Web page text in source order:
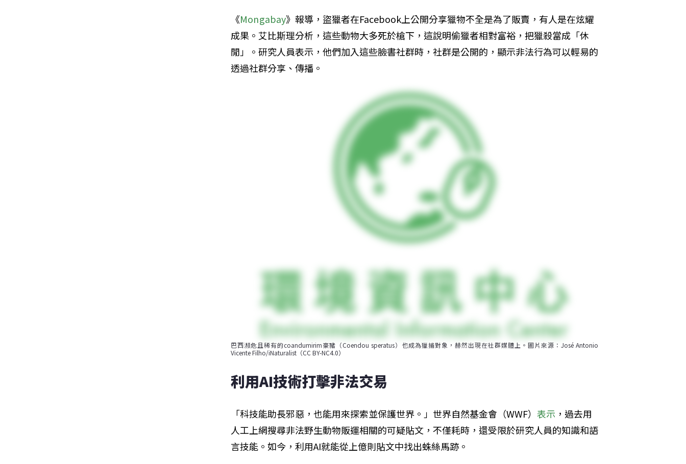
《Mongabay》報導，盜獵者在Facebook上公開分享獵物不全是為了販賣，有人是在炫耀
成果。艾比斯理分析，這些動物大多死於槍下，這說明偷獵者相對富裕，把獵殺當成「休
閒」。研究人員表示，他們加入這些臉書社群時，社群是公開的，顯示非法行為可以輕易的
透過社群分享、傳播。
巴西瀕危且稀有的coandumirim豪豬（Coendou speratus）也成為獵捕對象，赫然出現在社群媒體上。圖片來源：José Antonio
Vicente Filho/iNaturalist（CC BY-NC4.0）
利用AI技術打擊非法交易
「科技能助長邪惡，也能用來探索並保護世界。」世界自然基金會（WWF） 表示 ，過去用
人工上網搜尋非法野生動物販運相關的可疑貼文，不僅耗時，還受限於研究人員的知識和語
言技能。如今，利用AI就能從上億則貼文中找出蛛絲馬跡。